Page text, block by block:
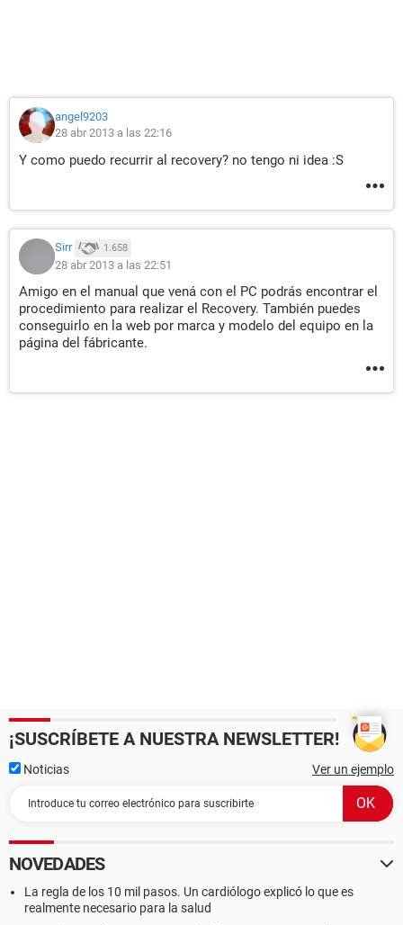
angel9203
28 abr 2013 a las 22:16
Y como puedo recurrir al recovery? no tengo ni idea :S
Sirr 1.658
28 abr 2013 a las 22:51
Amigo en el manual que vená con el PC podrás encontrar el
procedimiento para realizar el Recovery. También puedes
conseguirlo en la web por marca y modelo del equipo en la
página del fábricante.
¡SUSCRÍBETE A NUESTRA NEWSLETTER!
Noticias Ver un ejemplo
NOVEDADES
La regla de los 10 mil pasos. Un cardiólogo explicó lo que es
realmente necesario para la salud